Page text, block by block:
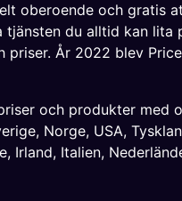
oberoende och gratis
tjänsten du alltid kan lita
priser. År 2022 blev
och produkter med
, Norge, USA,
, Irland, Italien,